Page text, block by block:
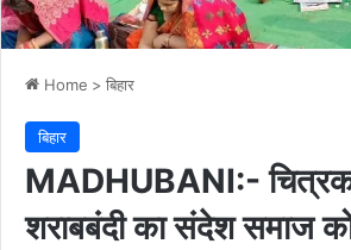
Home > बिहार
बिहार
MADHUBANI:-
शराबबंदी का संदेश समाज